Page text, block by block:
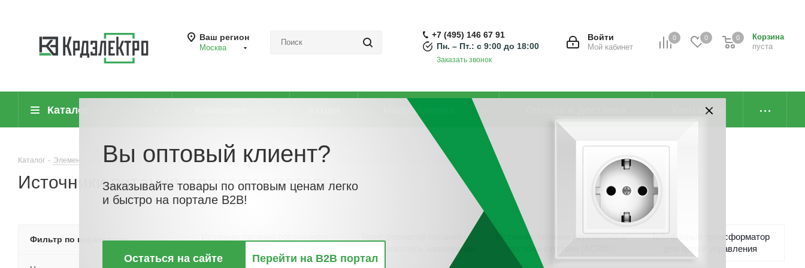
Ваш регион
Москва
0 0
Корзина
пуста
0
Войти
Мой кабинет
+7 (495) 146 67 91
Пн. – Пт.: с 9:00 до 18:00
Заказать звонок
Каталог Направления Контакты
Каталог - Элементы и устройства электропитания, компенсация реактивной мощности Источники питания, трансформаторы
Источники питания, трансформаторы
преобразователь напряжения
Источник питания переменного/
постоянного тока (AC/DC)
Трёхфазный трансформатор
для цепей управления
Фильтр по параметрам
Вы оптовый клиент?
Заказывайте товары по оптовым ценам легко
и быстро на портале B2B!
Остаться на сайте Перейти на B2B портал